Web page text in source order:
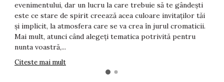
evenimentului, dar un lucru la care trebuie să te gândești
este ce stare de spirit creează acea culoare invitaților tăi
și implicit, la atmosfera care se va crea în jurul cromaticii.
Mai mult, atunci când alegeți tematica potrivită pentru
nunta voastră,...
Citeste mai mult